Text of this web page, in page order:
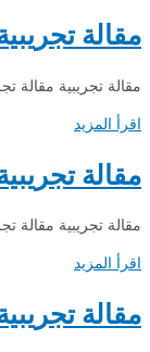
مقالة
مقالة تجريبية مقالة
اقرأ المزيد
مقالة
مقالة تجريبية مقالة
اقرأ المزيد
مقالة